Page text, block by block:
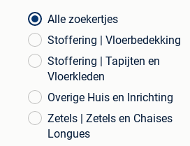
Alle zoekertjes
Stoffering | Vloerbedekking
Stoffering | Tapijten en
Vloerkleden
Overige Huis en Inrichting
Zetels | Zetels en Chaises
Longues